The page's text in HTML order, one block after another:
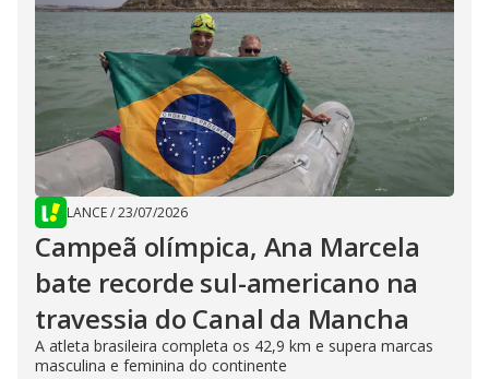
LANCE/23/07/2026
Campeã olímpica, Ana Marcela
bate recorde sul-americano na
travessia do Canal da Mancha
A atleta brasileira completa os 42,9 km e supera marcas
masculina e feminina do continente